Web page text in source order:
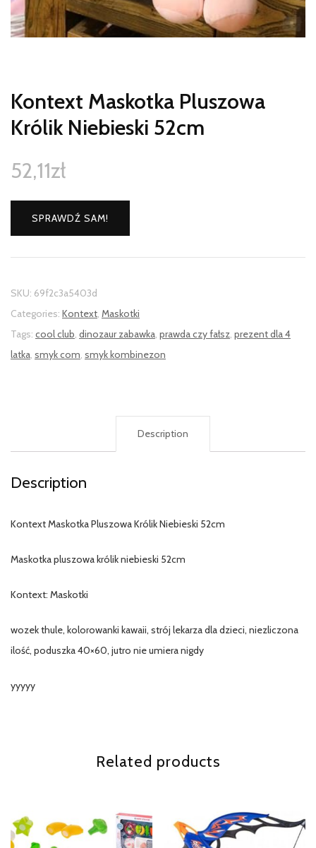
Kontext Maskotka Pluszowa
Królik Niebieski 52cm
52,11zł
SPRAWDŹ SAM!
SKU: 69f2c3a5403d
Categories: Kontext, Maskotki
Tags: cool club, dinozaur zabawka, prawda czy fałsz, prezent dla 4
latka, smyk com, smyk kombinezon
Description
Description
Kontext Maskotka Pluszowa Królik Niebieski 52cm
Maskotka pluszowa królik niebieski 52cm
Kontext: Maskotki
wozek thule, kolorowanki kawaii, strój lekarza dla dzieci, niezliczona
ilość, poduszka 40×60, jutro nie umiera nigdy
yyyyy
Related products